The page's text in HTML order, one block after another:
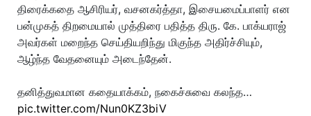
திரைக்கதை ஆசிரியர், வசனகர்த்தா, இசையமைப்பாளர் என
பன்முகத் திறமையால் முத்திரை பதித்த திரு. கே. பாக்யராஜ்
அவர்கள் மறைந்த செய்தியறிந்து மிகுந்த அதிர்ச்சியும்,
ஆழ்ந்த வேதனையும் அடைந்தேன்.
தனித்துவமான கதையாக்கம், நகைச்சுவை கலந்த…
pic.twitter.com/Nun0KZ3biV